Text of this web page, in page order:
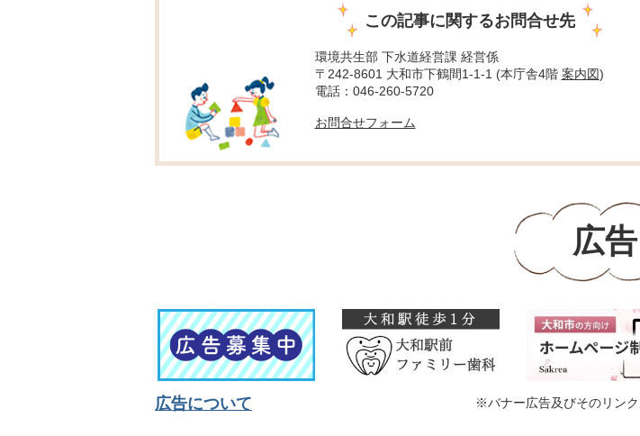
この記事に関するお問合せ先
環境共生部 下水道経営課 経営係
〒242-8601 大和市下鶴間1-1-1 (本庁舎4階 案内図)
電話：046-260-5720
お問合せフォーム
広告
広告について ※バナー広告及びそのリン